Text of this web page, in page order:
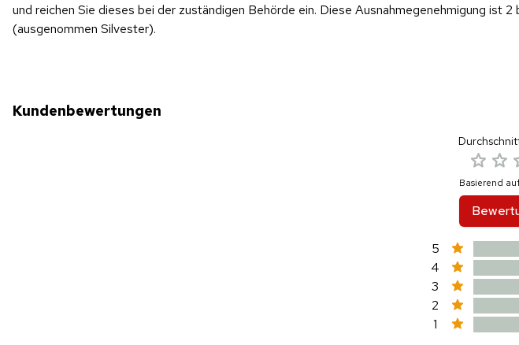
und reichen Sie dieses bei der zuständigen Behörde ein. Diese Ausnahmegenehmigung ist
(ausgenommen Silvester).
Kundenbewertungen
Basierend
5
4
3
2
1